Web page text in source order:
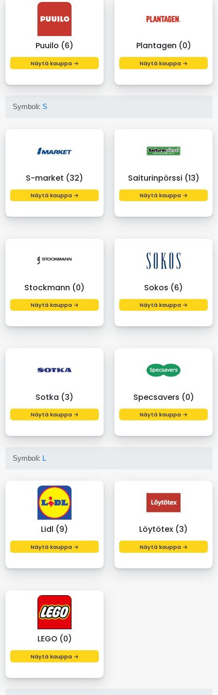
Puuilo (6)
Näytä kauppa →
Plantagen (0)
Näytä kauppa →
Symboli: S
S-market (32)
Näytä kauppa →
Saiturinpörssi (13)
Näytä kauppa →
Stockmann (0)
Näytä kauppa →
Sokos (6)
Näytä kauppa →
Sotka (3)
Näytä kauppa →
Specsavers (0)
Näytä kauppa →
Symboli: L
Lidl (9)
Näytä kauppa →
Löytötex (3)
Näytä kauppa →
LEGO (0)
Näytä kauppa →